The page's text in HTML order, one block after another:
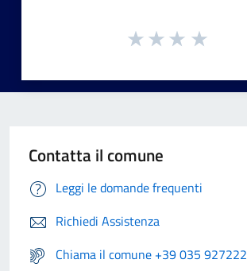
Contatta il comune
Leggi le domande frequenti
Richiedi Assistenza
Chiama il comune +39 035 927222